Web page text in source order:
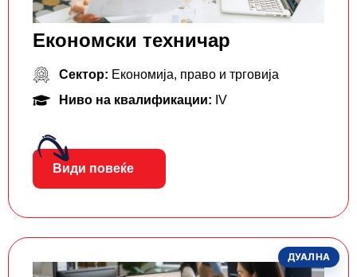
Економски техничар
Сектор: Економија, право и трговија
Ниво на квалификации: IV
Види повеќе
ДУАЛНА